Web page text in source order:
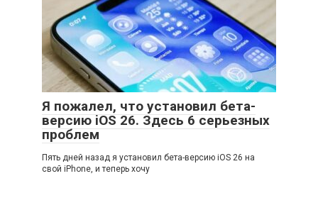
Я пожалел, что установил бета-
версию iOS 26. Здесь 6 серьезных
проблем
Пять дней назад я установил бета-версию iOS 26 на
свой iPhone, и теперь хочу